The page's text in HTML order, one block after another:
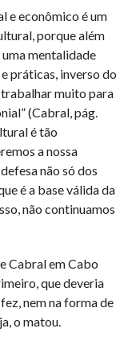
e econômico é um
porque além
mentalidade
práticas, inverso do
trabalhar muito para
(Cabral, pág.
é tão
a nossa
não só dos
é a base válida da
não continuamos
Cabral em Cabo
que deveria
nem na forma de
o matou.